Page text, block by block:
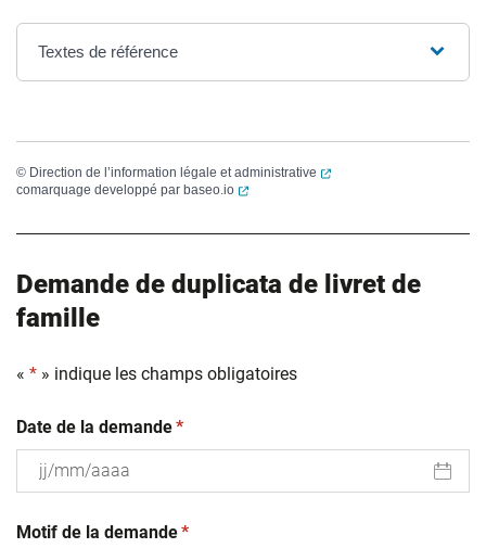
Textes de référence
© Direction de l’information légale et administrative
(ouverture dans un
comarquage developpé par baseo.io (ouverture dans un nouvel onglet)
Demande de duplicata de livret de
famille
« * » indique les champs obligatoires
Date de la demande(obligatoire)
*
slash
Motif de la demande(obligatoire)
*